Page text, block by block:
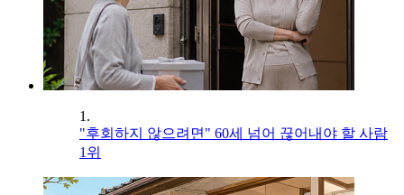
1.
"후회하지 않으려면" 60세 넘어 끊어내야 할 사람
1위